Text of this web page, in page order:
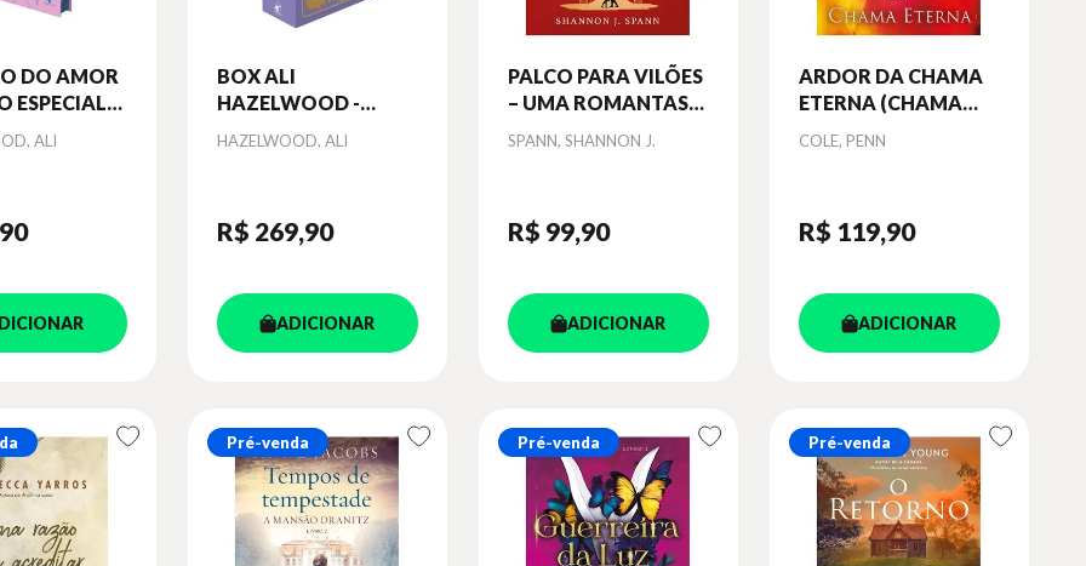
DO AMOR
ESPECIAL
ALI
BOX ALI
HAZELWOOD -
EDIÇÕES ESPECIAIS
Autor
HAZELWOOD, ALI
R$ 269,90
ADICIONAR
PALCO PARA VILÕES
– UMA ROMANTASIA
SOMBRIA
Autor
SPANN, SHANNON J.
R$ 99,90
ADICIONAR
ARDOR DA CHAMA
ETERNA (CHAMA
ETERNA - LIVRO 3) -
VOL. 3
Autor
COLE, PENN
R$ 119,90
ADICIONAR
Pré-venda Pré-venda Pré-venda